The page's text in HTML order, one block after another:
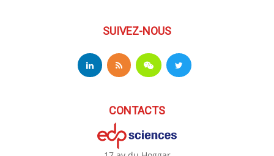
SUIVEZ-NOUS
CONTACTS